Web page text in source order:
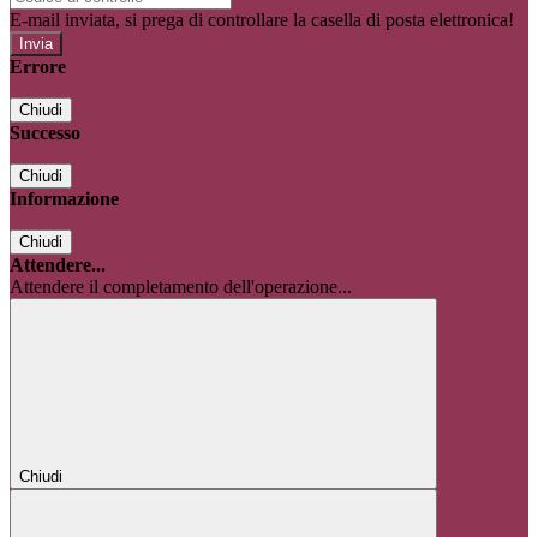
E-mail inviata, si prega di controllare la casella di posta elettronica!
Errore
Chiudi
Successo
Chiudi
Informazione
Chiudi
Attendere...
Attendere il completamento dell'operazione...
Chiudi